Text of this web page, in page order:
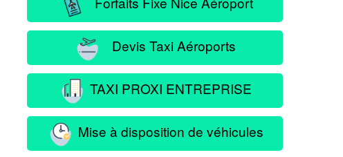
Devis Taxi Aéroports
TAXI PROXI ENTREPRISE
Mise à disposition de véhicules